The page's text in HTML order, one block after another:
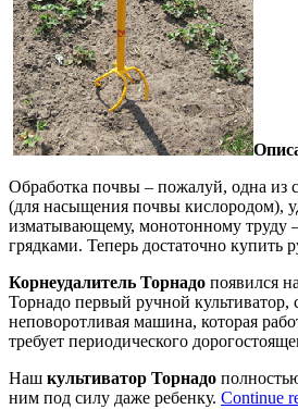
Обработка почвы – пожалуй, одна из
(для насыщения почвы кислородом),
изматывающему, монотонному труду
грядками. Теперь достаточно купить
Корнеудалитель Торнадо появился
Торнадо первый ручной
неповоротливая машина, которая
требует периодического
Наш культиватор Торнадо
ним под силу даже ребенку. Continue